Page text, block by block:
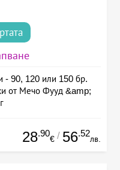
- 90, 120 или 150 бр.
от Мечо Фууд &amp;
28.90
€ / 56.52
лв.